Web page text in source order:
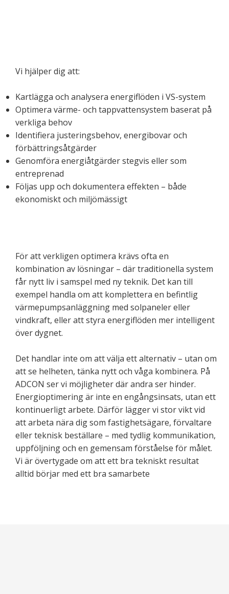
Vi hjälper dig att:
Kartlägga och analysera energiflöden i VS-system
Optimera värme- och tappvattensystem baserat på
verkliga behov
Identifiera justeringsbehov, energibovar och
förbättringsåtgärder
Genomföra energiåtgärder stegvis eller som
entreprenad
Följas upp och dokumentera effekten – både
ekonomiskt och miljömässigt
För att verkligen optimera krävs ofta en
kombination av lösningar – där traditionella system
får nytt liv i samspel med ny teknik. Det kan till
exempel handla om att komplettera en befintlig
värmepumpsanläggning med solpaneler eller
vindkraft, eller att styra energiflöden mer intelligent
över dygnet.
Det handlar inte om att välja ett alternativ – utan om
att se helheten, tänka nytt och våga kombinera. På
ADCON ser vi möjligheter där andra ser hinder.
Energioptimering är inte en engångsinsats, utan ett
kontinuerligt arbete. Därför lägger vi stor vikt vid
att arbeta nära dig som fastighetsägare, förvaltare
eller teknisk beställare – med tydlig kommunikation,
uppföljning och en gemensam förståelse för målet.
Vi är övertygade om att ett bra tekniskt resultat
alltid börjar med ett bra samarbete